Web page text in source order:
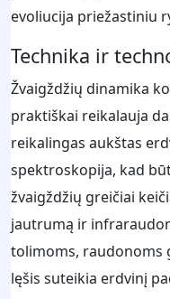
evoliucija priežastiniu
Technika ir
Žvaigždžių dinamika
praktiškai reikalauja
reikalingas aukštas
spektroskopija, kad
žvaigždžių greičiai
jautrumą ir
tolimoms, raudonoms
lęšis suteikia erdvinį